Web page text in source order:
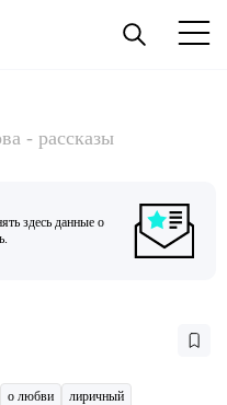
- рассказы
здесь данные о
о любви
лиричный